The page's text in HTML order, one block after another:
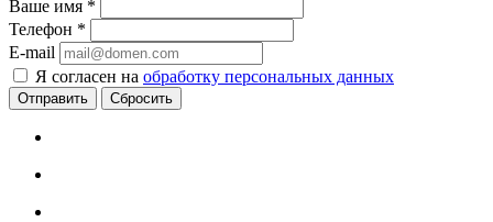
Ваше имя *
Телефон *
E-mail
Я согласен на обработку персональных данных
Сбросить